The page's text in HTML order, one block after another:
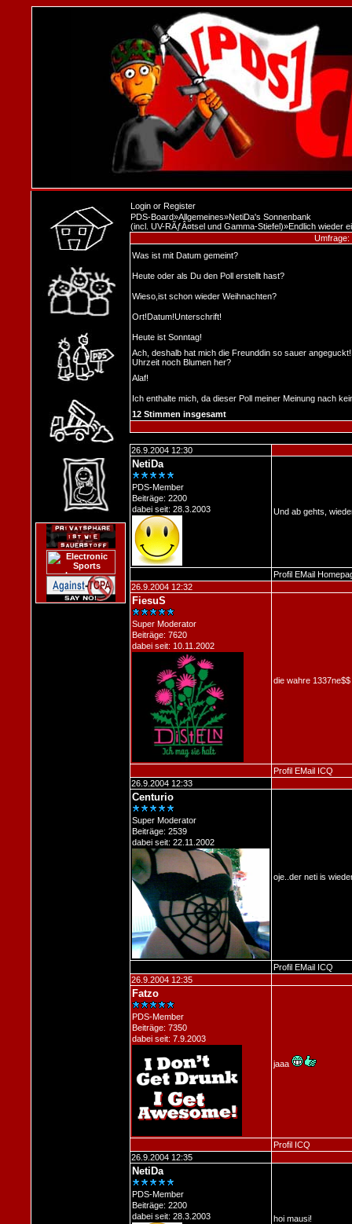
Login or Register
PDS-Board»Allgemeines»NetiDa's Sonnenbank
(incl. UV-RÃƒÂ¤tsel und Gamma-Stiefel)»Endlich wieder
Umfrage:
Was ist mit Datum gemeint?
Heute oder als Du den Poll erstellt hast?
Wieso,ist schon wieder Weihnachten?
Ort!Datum!Unterschrift!
Heute ist Sonntag!
Ach, deshalb hat mich die Freunddin so sauer
Uhrzeit noch Blumen her?
Alaf!
Ich enthalte mich, da dieser Poll meiner Meinung nach
12 Stimmen insgesamt
26.9.2004 12:30
NetiDa
PDS-Member
Beiträge: 2200
dabei seit: 28.3.2003
Und ab gehts,
Profil EMail
26.9.2004 12:32
FiesuS
Super Moderator
Beiträge: 7620
dabei seit: 10.11.2002
die wahre
Profil EMail ICQ
26.9.2004 12:33
Centurio
Super Moderator
Beiträge: 2539
dabei seit: 22.11.2002
oje..der neti is
Profil EMail ICQ
26.9.2004 12:35
Fatzo
PDS-Member
Beiträge: 7350
dabei seit: 7.9.2003
jaaa
Profil ICQ
26.9.2004 12:35
NetiDa
PDS-Member
Beiträge: 2200
dabei seit: 28.3.2003
hoi mausi!